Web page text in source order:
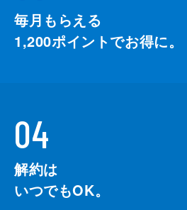
毎月もらえる
1,200ポイントでお得に。
04
解約は
いつでもOK。